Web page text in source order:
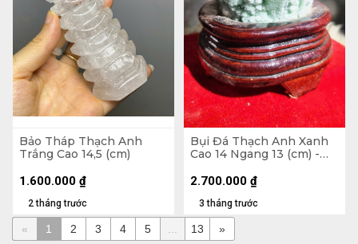
Bảo Tháp Thạch Anh
Trắng Cao 14,5 (cm)
2 tháng trước
1.600.000 ₫
Bụi Đá Thạch Anh Xanh
Cao 14 Ngang 13 (cm) -
3 tháng trước
2.700.000 ₫
« 1 2 3 4 5 13 »